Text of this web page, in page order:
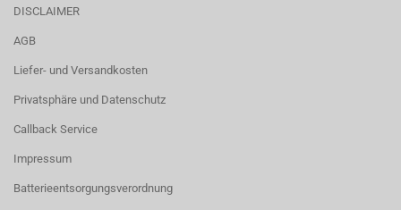
DISCLAIMER
AGB
Liefer- und Versandkosten
Privatsphäre und Datenschutz
Callback Service
Impressum
Batterieentsorgungsverordnung